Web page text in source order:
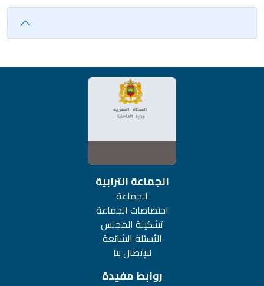
الجماعة الترابية
الجماعة
اختصاصات الجماعة
تشكيلة المجلس
الأسئلة الشائعة
للإتصال بنا
روابط مفيدة